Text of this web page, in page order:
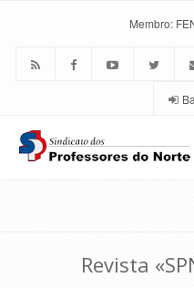
Membro:
Revista